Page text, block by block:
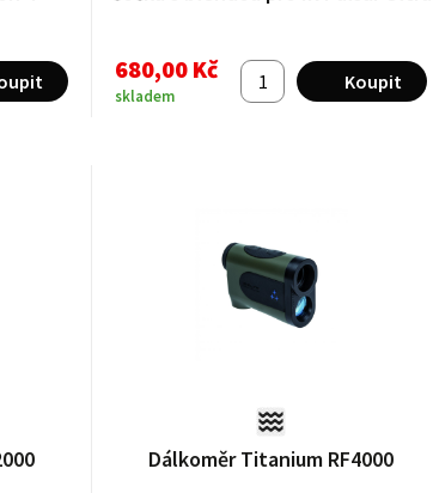
680,00 Kč
skladem
Dálkoměr Titanium RF4000